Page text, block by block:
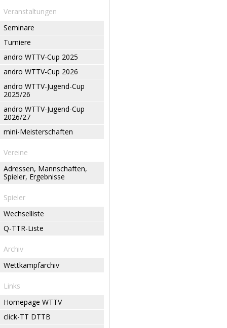
Veranstaltungen
Seminare
Turniere
andro WTTV-Cup 2025
andro WTTV-Cup 2026
andro WTTV-Jugend-Cup
2025/26
andro WTTV-Jugend-Cup
2026/27
mini-Meisterschaften
Vereine
Adressen, Mannschaften,
Spieler, Ergebnisse
Spieler
Wechselliste
Q-TTR-Liste
Archiv
Wettkampfarchiv
Links
Homepage WTTV
click-TT DTTB